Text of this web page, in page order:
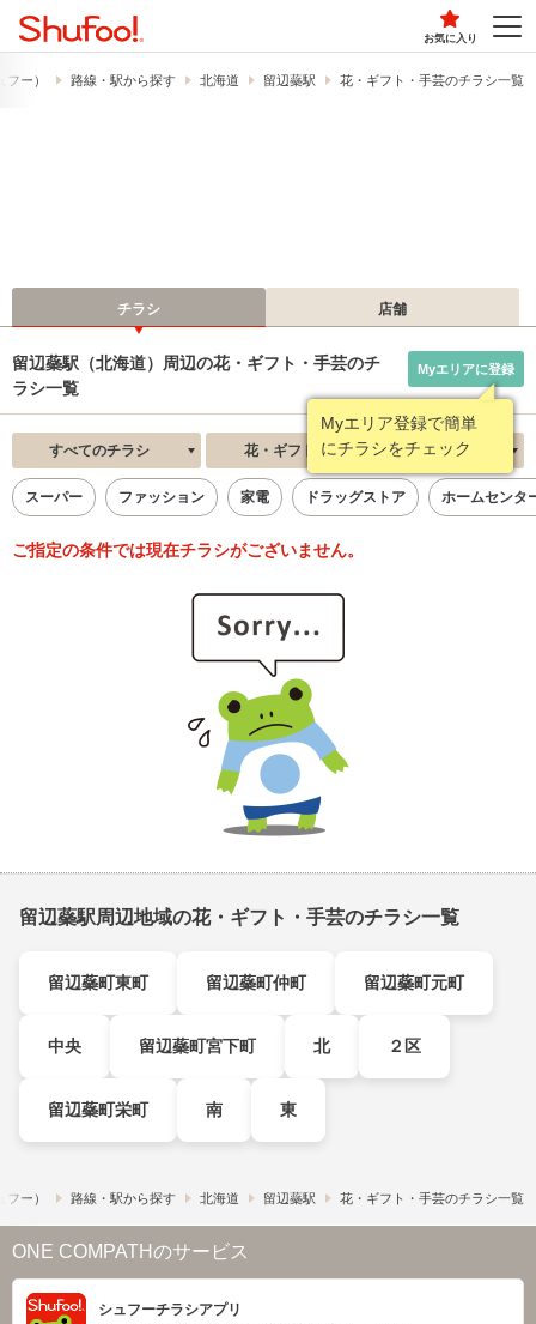
お気に入り
ー） 路線・駅から探す 北海道 留辺蘂駅 花・ギフト・手芸のチラシ一覧
チラシ 店舗
留辺蘂駅（北海道）周辺の花・ギフト・手芸のチ
ラシ一覧
Myエリア登録で簡単
にチラシをチェック
Myエリアに登録
すべてのチラシ 花・ギフト・手芸 新着順
スーパー ファッション 家電 ドラッグストア ホームセンタ
ご指定の条件では現在チラシがございません。
留辺蘂駅周辺地域の花・ギフト・手芸のチラシ一覧
留辺蘂町東町 留辺蘂町仲町 留辺蘂町元町
中央 留辺蘂町宮下町 北 ２区
留辺蘂町栄町 南 東
ー） 路線・駅から探す 北海道 留辺蘂駅 花・ギフト・手芸のチラシ一覧
ONE COMPATHのサービス
シュフーチラシアプリ